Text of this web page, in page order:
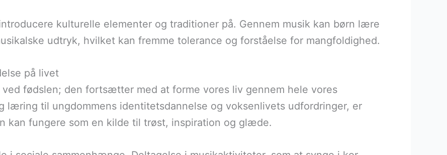
kulturelle elementer og traditioner på. Gennem musik kan børn lære
udtryk, hvilket kan fremme tolerance og forståelse for mangfoldighed.
på livet
fødslen; den fortsætter med at forme vores liv gennem hele vores
læring til ungdommens identitetsdannelse og voksenlivets udfordringer, er
kan fungere som en kilde til trøst, inspiration og glæde.